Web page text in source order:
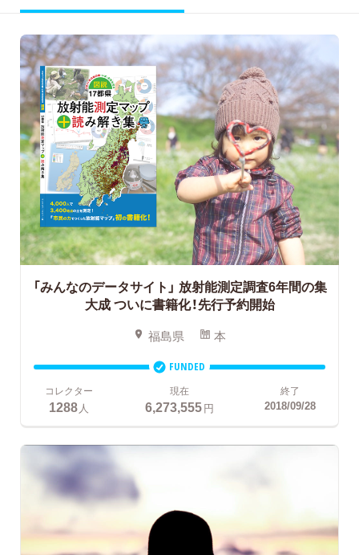
「みんなのデータサイト」 放射能測定調査6年間の集
大成 ついに書籍化！先行予約開始
福島県 本
FUNDED
コレクター
1288 人
現在
6,273,555円
終了
2018/09/28